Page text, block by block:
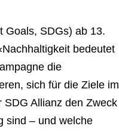
Goals, SDGs) ab 13.
bedeutet
die
sich für die Ziele im
Allianz den Zweck
sind – und welche